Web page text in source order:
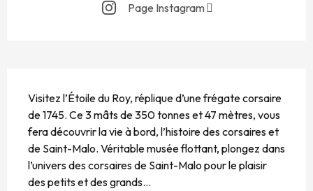
Page Instagram
Visitez l’Étoile du Roy, réplique d’une frégate corsaire
de 1745. Ce 3 mâts de 350 tonnes et 47 mètres, vous
fera découvrir la vie à bord, l’histoire des corsaires et
de Saint-Malo. Véritable musée flottant, plongez dans
l’univers des corsaires de Saint-Malo pour le plaisir
des petits et des grands...